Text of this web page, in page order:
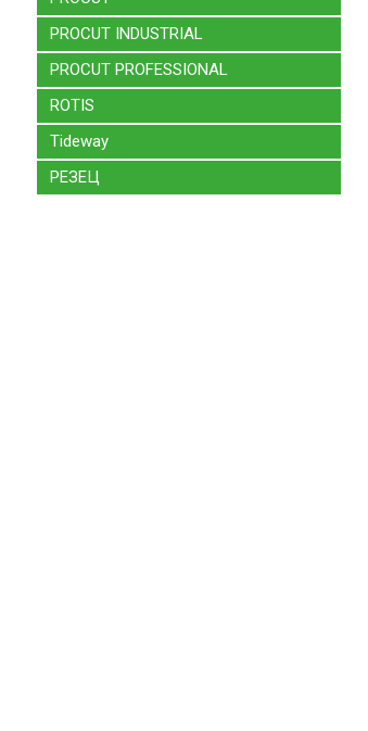
PROCUT INDUSTRIAL
PROCUT PROFESSIONAL
ROTIS
Tideway
РЕЗЕЦ